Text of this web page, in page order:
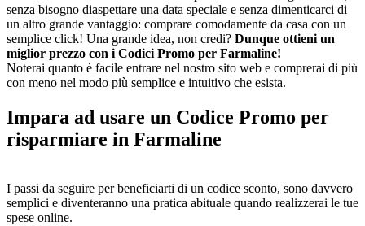
senza bisogno diaspettare una data speciale e senza dimenticarci di
un altro grande vantaggio: comprare comodamente da casa con un
semplice click! Una grande idea, non credi? Dunque ottieni un
miglior prezzo con i Codici Promo per Farmaline!
Noterai quanto è facile entrare nel nostro sito web e comprerai di più
con meno nel modo più semplice e intuitivo che esista.
Impara ad usare un Codice Promo per
risparmiare in Farmaline
I passi da seguire per beneficiarti di un codice sconto, sono davvero
semplici e diventeranno una pratica abituale quando realizzerai le tue
spese online.